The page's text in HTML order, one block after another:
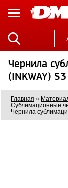
Чернила
(INKWAY) S3
Главная »
Сублимационные
Чернила